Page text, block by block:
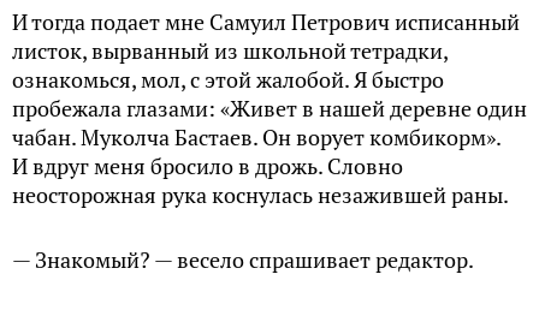
И тогда подает мне Самуил Петрович исписанный
листок, вырванный из школьной тетрадки,
ознакомься, мол, с этой жалобой. Я быстро
пробежала глазами: «Живет в нашей деревне один
чабан. Муколча Бастаев. Он ворует комбикорм».
И вдруг меня бросило в дрожь. Словно
неосторожная рука коснулась незажившей раны.
— Знакомый? — весело спрашивает редактор.